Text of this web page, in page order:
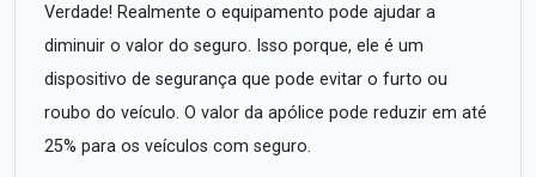
Verdade! Realmente o equipamento pode ajudar a
diminuir o valor do seguro. Isso porque, ele é um
dispositivo de segurança que pode evitar o furto ou
roubo do veículo. O valor da apólice pode reduzir em até
25% para os veículos com seguro.